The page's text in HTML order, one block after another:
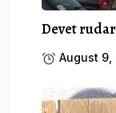
Devet
August 9,